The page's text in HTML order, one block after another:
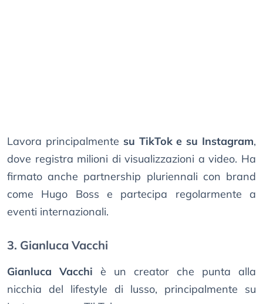
Lavora principalmente su TikTok e su Instagram,
dove registra milioni di visualizzazioni a video. Ha
firmato anche partnership pluriennali con brand
come Hugo Boss e partecipa regolarmente a
eventi internazionali.
3. Gianluca Vacchi
Gianluca Vacchi è un creator che punta alla
nicchia del lifestyle di lusso, principalmente su